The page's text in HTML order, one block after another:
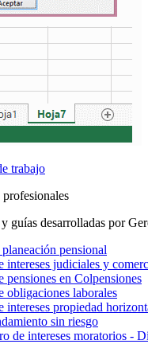
trabajo
guías desarrolladas por
pensional
intereses judiciales y
pensiones en Colpensiones
obligaciones laborales
intereses propiedad
sin riesgo
de intereses moratorios -